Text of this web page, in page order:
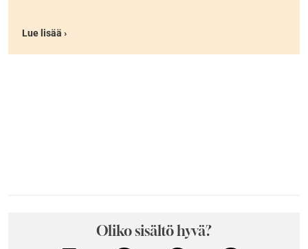
Lue lisää ›
Oliko sisältö hyvä?